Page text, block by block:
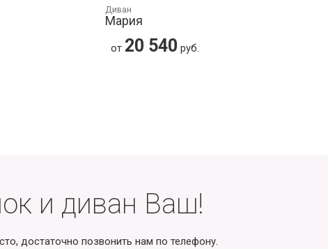
Диван
Мария
от 20 540 руб.
и диван Ваш!
достаточно позвонить нам по телефону.